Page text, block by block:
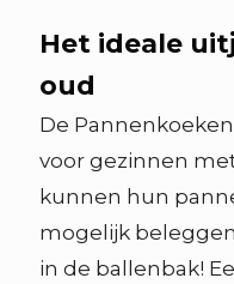
Het ideale
oud
De
voor gezinnen
kunnen hun
mogelijk
in de ballenbak!